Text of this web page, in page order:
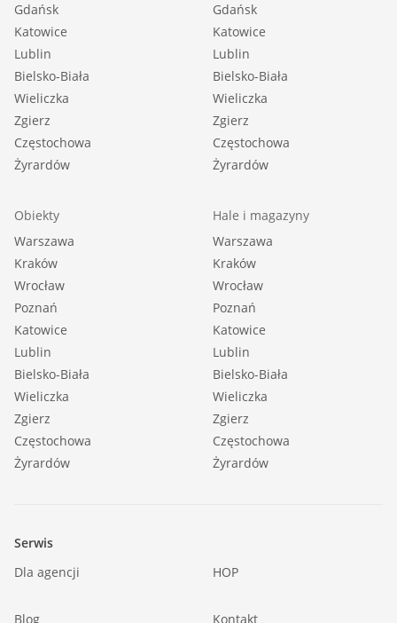
Gdańsk
Katowice
Lublin
Bielsko-Biała
Wieliczka
Zgierz
Częstochowa
Żyrardów
Gdańsk
Katowice
Lublin
Bielsko-Biała
Wieliczka
Zgierz
Częstochowa
Żyrardów
Obiekty
Warszawa
Kraków
Wrocław
Poznań
Katowice
Lublin
Bielsko-Biała
Wieliczka
Zgierz
Częstochowa
Żyrardów
Hale i magazyny
Warszawa
Kraków
Wrocław
Poznań
Katowice
Lublin
Bielsko-Biała
Wieliczka
Zgierz
Częstochowa
Żyrardów
Serwis
Dla agencji
HOP
Blog Kontakt